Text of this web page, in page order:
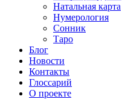
Натальная карта
Нумерология
Сонник
Таро
Блог
Новости
Контакты
Глоссарий
О проекте